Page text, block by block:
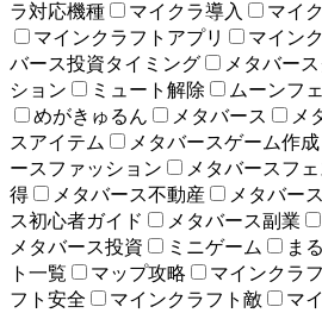
ラ対応機種
マイクラ導入 マイ
マインクラフトアプリ
マイン
バース投資タイミング
メタバー
ション
ミュート解除 ムーンフ
めがきゅるん
メタバース メ
スアイテム
メタバースゲーム作成
ースファッション
メタバースフェ
得
メタバース不動産 メタバー
ス初心者ガイド
メタバース副業
メタバース投資
ミニゲーム ま
ト一覧
マップ攻略 マインクラ
フト安全
マインクラフト敵 マ